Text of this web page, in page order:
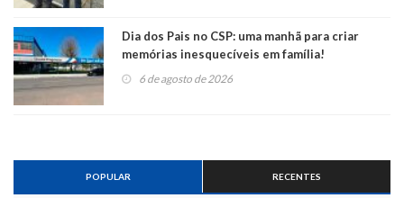
Dia dos Pais no CSP: uma manhã para criar
memórias inesquecíveis em família!
6 de agosto de 2026
POPULAR RECENTES